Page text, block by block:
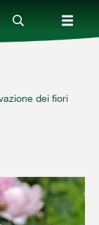
dei fiori